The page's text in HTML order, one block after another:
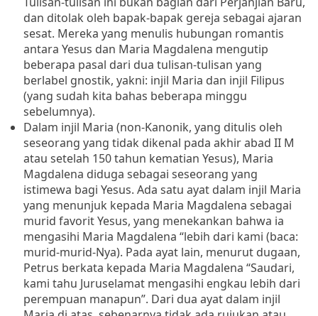
dan ditolak oleh bapak-bapak gereja sebagai ajaran
sesat. Mereka yang menulis hubungan romantis
antara Yesus dan Maria Magdalena mengutip
beberapa pasal dari dua tulisan-tulisan yang
berlabel gnostik, yakni: injil Maria dan injil Filipus
(yang sudah kita bahas beberapa minggu
sebelumnya).
Dalam injil Maria (non-Kanonik, yang ditulis oleh
seseorang yang tidak dikenal pada akhir abad II M
atau setelah 150 tahun kematian Yesus), Maria
Magdalena diduga sebagai seseorang yang
istimewa bagi Yesus. Ada satu ayat dalam injil Maria
yang menunjuk kepada Maria Magdalena sebagai
murid favorit Yesus, yang menekankan bahwa ia
mengasihi Maria Magdalena “lebih dari kami (baca:
murid-murid-Nya). Pada ayat lain, menurut dugaan,
Petrus berkata kepada Maria Magdalena “Saudari,
kami tahu Juruselamat mengasihi engkau lebih dari
perempuan manapun”. Dari dua ayat dalam injil